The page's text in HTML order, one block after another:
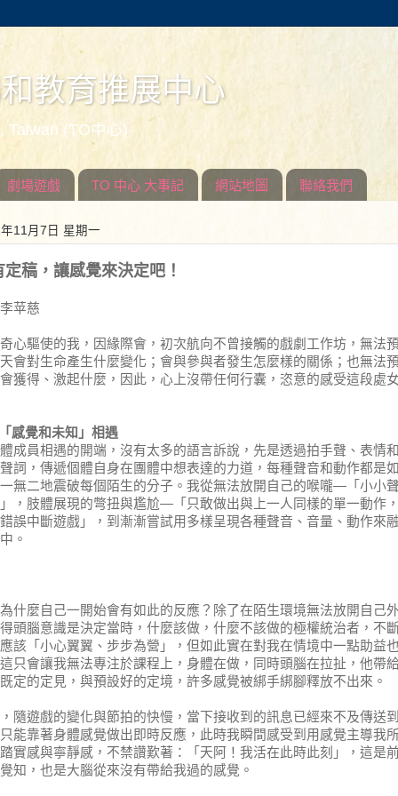
教育推展中心
Taiwan (TO中心)
劇場遊戲 TO 中心 大事記 網站地圖 聯絡我們
11月7日 星期一
定稿，讓感覺來決定吧！
苹慈
心驅使的我，因緣際會，初次航向不曾接觸的戲劇工作坊，無法
會對生命產生什麼變化；會與參與者發生怎麼樣的關係；也無法
獲得、激起什麼，因此，心上沒帶任何行囊，恣意的感受這段處
感覺和未知」相遇
成員相遇的開端，沒有太多的語言訴說，先是透過拍手聲、表情
詞，傳遞個體自身在團體中想表達的力道，每種聲音和動作都是
無二地震破每個陌生的分子。我從無法放開自己的喉嚨—「小小
，肢體展現的彆扭與尷尬—「只敢做出與上一人同樣的單一動作
誤中斷遊戲」，到漸漸嘗試用多樣呈現各種聲音、音量、動作來
。
什麼自己一開始會有如此的反應？除了在陌生環境無法放開自己
頭腦意識是決定當時，什麼該做，什麼不該做的極權統治者，不
該「小心翼翼、步步為營」，但如此實在對我在情境中一點助益
只會讓我無法專注於課程上，身體在做，同時頭腦在拉扯，他帶
定的定見，與預設好的定境，許多感覺被綁手綁腳釋放不出來。
隨遊戲的變化與節拍的快慢，當下接收到的訊息已經來不及傳送
能靠著身體感覺做出即時反應，此時我瞬間感受到用感覺主導我
實感與寧靜感，不禁讚歎著：「天阿！我活在此時此刻」，這是
知，也是大腦從來沒有帶給我過的感覺。